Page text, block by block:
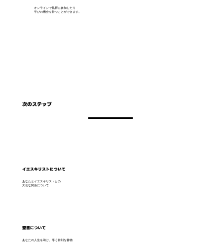
オンラインで礼拝に参加したり
学びの機会を持つことができます。
次のステップ
イエスキリストについて
あなたとイエスキリストとの
大切な関係について
聖書について
あなたの人生を助け、導く特別な書物